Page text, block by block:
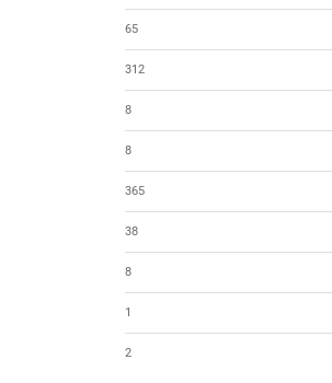
65
312
8
8
365
38
8
1
2